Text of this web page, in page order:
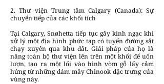
2. Thư viện Trung tâm Calgary (Canada): Sự
chuyển tiếp của các khối tích
Tại Calgary, Snøhetta tiếp tục gây kinh ngạc khi
xử lý một địa hình phức tạp có tuyến đường sắt
chạy xuyên qua khu đất. Giải pháp của họ là
nâng toàn bộ thư viện lên trên một khối đế uốn
lượn, tạo ra một lối vào hình vòm gỗ lấy cảm
hứng từ những đám mây Chinook đặc trưng của
vùng này.